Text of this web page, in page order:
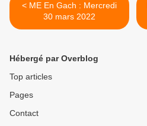
< ME En Gach : Mercredi
30 mars 2022
Hébergé par Overblog
Top articles
Pages
Contact